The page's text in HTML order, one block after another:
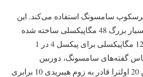
سامسونگ استفاده می‌کند. این
دوربین از یک سنسور بسیار بزرگ 48 مگاپیکسلی ساخته شده
است که از عکس‌های 12 مگاپیکسلی برای پیکسل 4 در 1
گفته‌های سامسونگ، دوربین
سامسونگ گلکسی اس 20 اولترا قادر به زوم هیبریدی 10 برابری